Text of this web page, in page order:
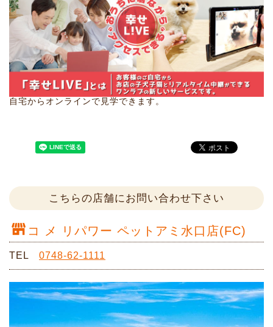
自宅からオンラインで見学できます。
こちらの店舗にお問い合わせ下さい
コ メ リパワー ペットアミ水口店(FC)
TEL 0748-62-1111